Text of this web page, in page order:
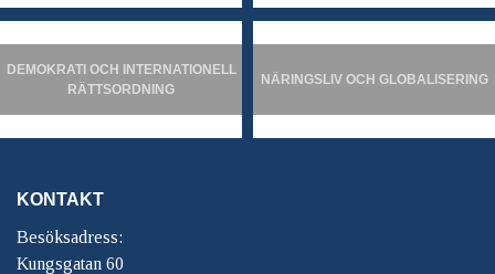
DEMOKRATI OCH INTERNATIONELL
RÄTTSORDNING
NÄRINGSLIV OCH GLOBALISERING
KONTAKT
Besöksadress:
Kungsgatan 60